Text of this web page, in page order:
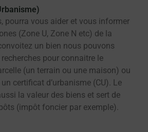
pourra vous aider et vous informer
(Zone U, Zone N etc) de la
un bien nous pouvons
pour connaitre le
(un terrain ou une maison) ou
certificat d’urbanisme (CU). Le
la valeur des biens et sert de
(impôt foncier par exemple).